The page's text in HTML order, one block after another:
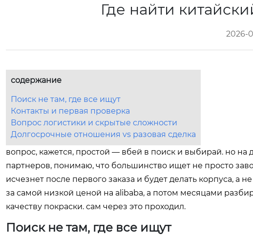
Где найти
2026-
содержание
Поиск не там, где все ищут
Контакты и первая проверка
Вопрос логистики и скрытые сложности
Долгосрочные отношения vs разовая сделка
вопрос, кажется, простой — вбей в поиск и выбирай. но на
партнеров, понимаю, что большинство ищет не просто
исчезнет после первого заказа и будет делать корпуса, а
за самой низкой ценой на alibaba, а потом месяцами
качеству покраски. сам через это проходил.
Поиск не там, где все ищут